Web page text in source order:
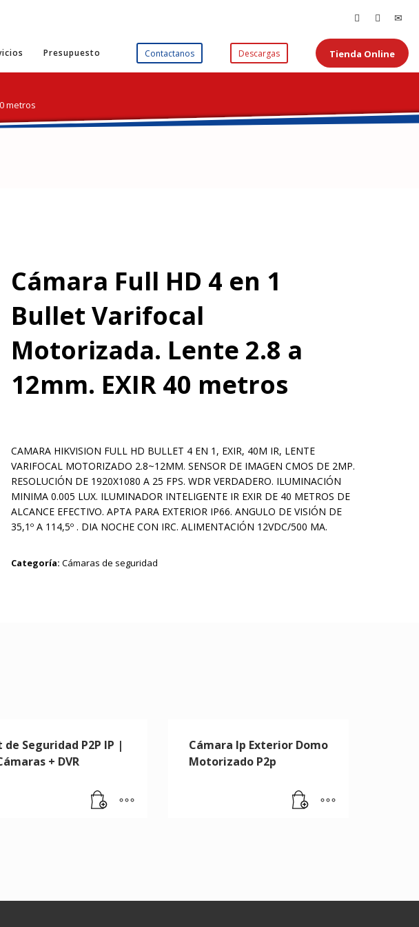
Presupuesto Contactanos Descargas Tienda Online
metros
Cámara Full HD 4 en 1
Bullet Varifocal
Motorizada. Lente 2.8 a
12mm. EXIR 40 metros
CAMARA HIKVISION FULL HD BULLET 4 EN 1, EXIR, 40M IR, LENTE
VARIFOCAL MOTORIZADO 2.8~12MM. SENSOR DE IMAGEN CMOS DE 2MP.
RESOLUCIÓN DE 1920X1080 A 25 FPS. WDR VERDADERO. ILUMINACIÓN
MINIMA 0.005 LUX. ILUMINADOR INTELIGENTE IR EXIR DE 40 METROS DE
ALCANCE EFECTIVO. APTA PARA EXTERIOR IP66. ANGULO DE VISIÓN DE
35,1º A 114,5º . DIA NOCHE CON IRC. ALIMENTACIÓN 12VDC/500 MA.
Categoría: Cámaras de seguridad
de Seguridad P2P IP |
+ DVR
Cámara Ip Exterior Domo
Motorizado P2p